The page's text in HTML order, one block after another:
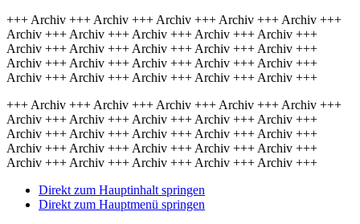
+++ Archiv +++ Archiv +++ Archiv +++ Archiv +++ Archiv +++
Archiv +++ Archiv +++ Archiv +++ Archiv +++ Archiv +++
Archiv +++ Archiv +++ Archiv +++ Archiv +++ Archiv +++
Archiv +++ Archiv +++ Archiv +++ Archiv +++ Archiv +++
Archiv +++ Archiv +++ Archiv +++ Archiv +++ Archiv +++
+++ Archiv +++ Archiv +++ Archiv +++ Archiv +++ Archiv +++
Archiv +++ Archiv +++ Archiv +++ Archiv +++ Archiv +++
Archiv +++ Archiv +++ Archiv +++ Archiv +++ Archiv +++
Archiv +++ Archiv +++ Archiv +++ Archiv +++ Archiv +++
Archiv +++ Archiv +++ Archiv +++ Archiv +++ Archiv +++
Direkt zum Hauptinhalt springen
Direkt zum Hauptmenü springen